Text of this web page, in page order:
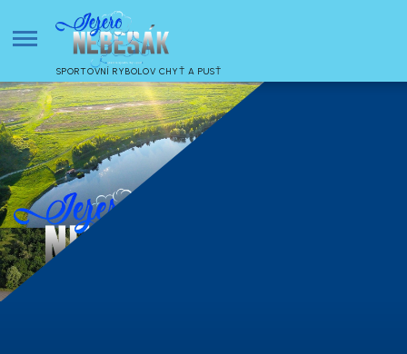
SPORTOVNÍ RYBOLOV CHYŤ A PUSŤ